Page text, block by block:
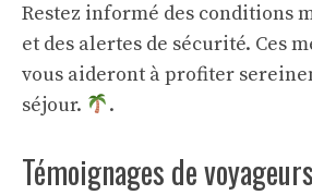
Restez informé des conditions
et des alertes de sécurité. Ces
vous aideront à profiter
séjour.
.
Témoignages de voyageurs